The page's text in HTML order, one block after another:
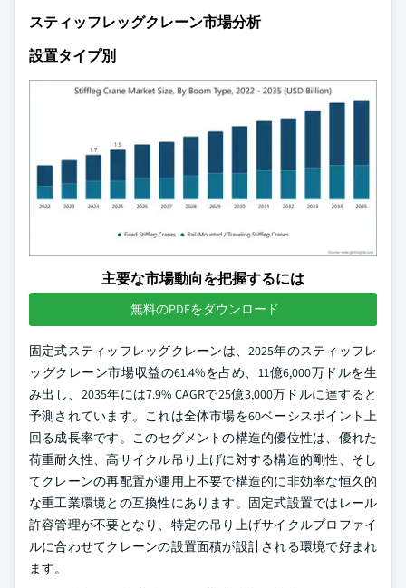
スティッフレッグクレーン市場分析
設置タイプ別
主要な市場動向を把握するには
無料のPDFをダウンロード
固定式スティッフレッグクレーンは、2025年のスティッフレ
ッグクレーン市場収益の61.4%を占め、11億6,000万ドルを生
み出し、2035年には7.9% CAGRで25億3,000万ドルに達すると
予測されています。これは全体市場を60ベーシスポイント上
回る成長率です。このセグメントの構造的優位性は、優れた
荷重耐久性、高サイクル吊り上げに対する構造的剛性、そし
てクレーンの再配置が運用上不要で構造的に非効率な恒久的
な重工業環境との互換性にあります。固定式設置ではレール
許容管理が不要となり、特定の吊り上げサイクルプロファイ
ルに合わせてクレーンの設置面積が設計される環境で好まれ
ます。